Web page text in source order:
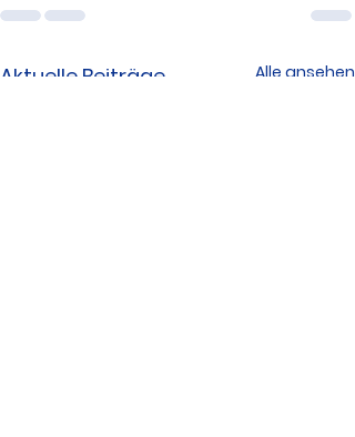
Aktuelle Beiträge Alle ansehen